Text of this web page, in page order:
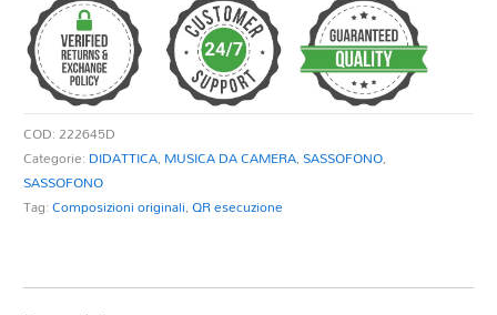
SAX
ALTO
O
TENORE
quantità
COD:222645D
Categorie: DIDATTICA, MUSICA DA CAMERA,SASSOFONO,
SASSOFONO
Tag:Composizioni originali,QR esecuzione